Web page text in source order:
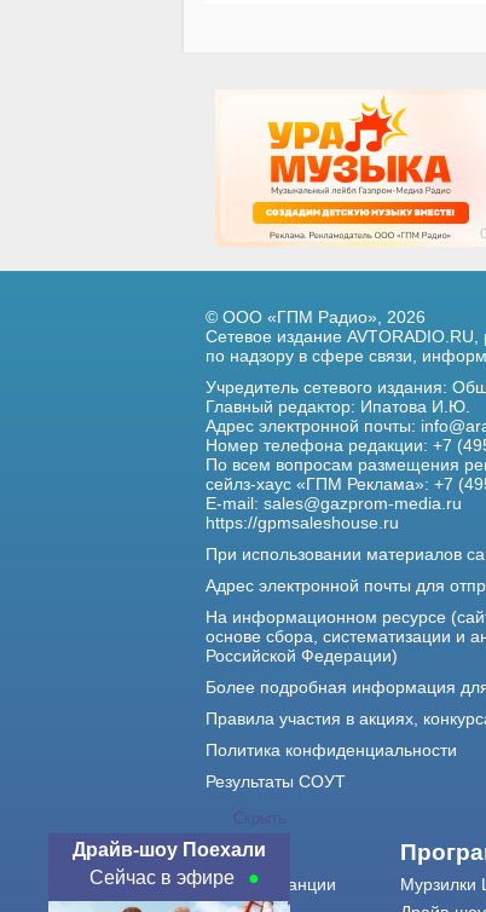
Скрыть
Драйв-шоу Поехали
Сейчас в эфире
© ООО «ГПМ Радио», 2026
Сетевое издание
по надзору в сфере связи,
Учредитель сетевого издания:
Главный редактор: Ипатова И.Ю.
Адрес электронной почты:
Номер телефона редакции: +7
По всем вопросам размещения
сейлз-хаус «ГПМ Реклама»: +7
E-mail: sales@gazprom-media.ru
https://gpmsaleshouse.ru
При использовании материалов
Адрес электронной почты для
На информационном ресурсе
основе сбора, систематизации и
Российской Федерации)
Более подробная информация
Правила участия в акциях,
Политика конфиденциальности
Результаты СОУТ
О нас
О радиостанции
Мурзилки